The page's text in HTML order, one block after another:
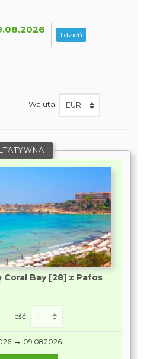
1 dzień
Waluta:
Bay [28] z Pafos
Ilość:
→ 09.08.2026